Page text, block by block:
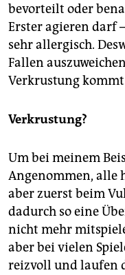
bevorteilt oder
Erster agieren darf
sehr allergisch.
Fallen
Verkrustung
Verkrustung?
Um bei meinem
Angenommen, alle
aber zuerst beim
dadurch so eine
nicht mehr
aber bei vielen
reizvoll und laufen